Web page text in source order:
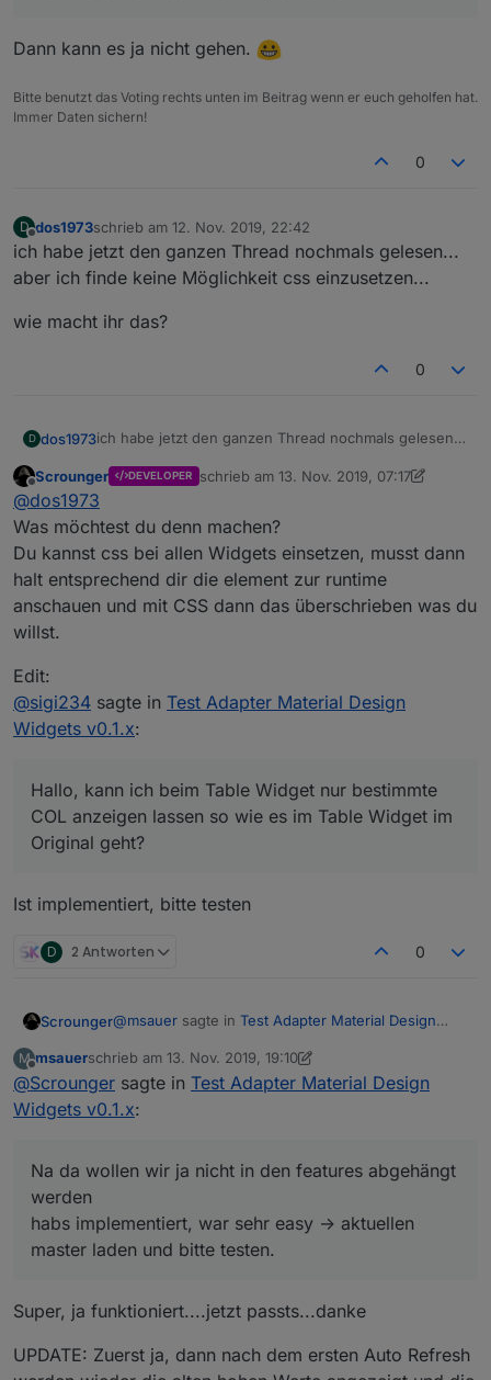
Dann kann es ja nicht gehen.
Bitte benutzt das Voting rechts unten im Beitrag wenn er euch geholfen hat.
Immer Daten sichern!
0
D
Offline
dos1973schrieb am 12. Nov. 2019, 22:42
zuletzt editiert von
ich habe jetzt den ganzen Thread nochmals gelesen...
aber ich finde keine Möglichkeit css einzusetzen...
wie macht ihr das?
0
D dos1973ich habe jetzt den ganzen Thread nochmals gelesen...
wie macht ihr das?
Offline
Scrounger DEVELOPER schrieb am 13. Nov. 2019, 07:17
zuletzt editiert von Scrounger
@dos1973
Was möchtest du denn machen?
Du kannst css bei allen Widgets einsetzen, musst dann
halt entsprechend dir die element zur runtime
anschauen und mit CSS dann das überschrieben was du
willst.
Edit:
@sigi234 sagte in Test Adapter Material Design
Widgets v0.1.x:
Hallo, kann ich beim Table Widget nur bestimmte
COL anzeigen lassen so wie es im Table Widget im
Original geht?
Ist implementiert, bitte testen
D 2 Antworten 0
Scrounger@msauer sagte in Test Adapter Material Design
@Scroungerna, ich dachte...weil einige
rgraph livechart..
Na da wollen wir ja nicht in den features abgehängt
habs implementiert, war sehr easy -> aktuellen
master laden und bitte testen.
M
Offline
msauerschrieb am 13. Nov. 2019, 19:10
zuletzt editiert von msauer
@Scrounger sagte in Test Adapter Material Design
Widgets v0.1.x:
Na da wollen wir ja nicht in den features abgehängt
werden
habs implementiert, war sehr easy -> aktuellen
master laden und bitte testen.
Super, ja funktioniert....jetzt passts...danke
UPDATE: Zuerst ja, dann nach dem ersten Auto Refresh